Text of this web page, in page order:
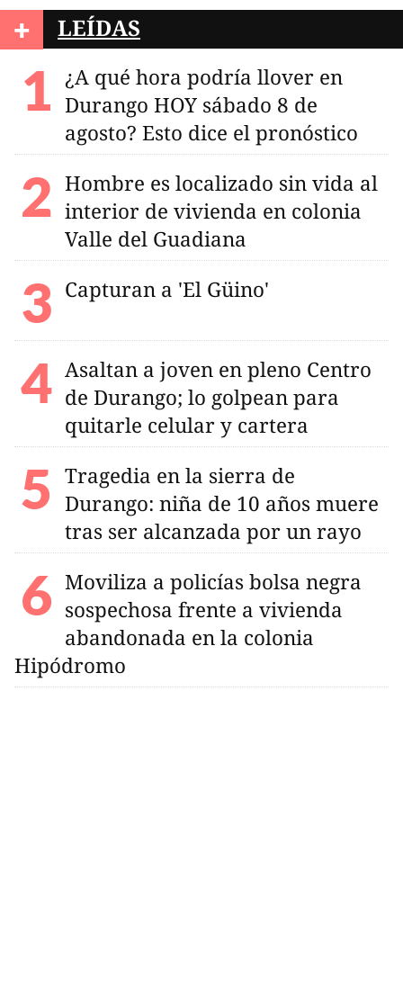
+ LEÍDAS
¿A qué hora podría llover en
Durango HOY sábado 8 de
agosto? Esto dice el pronóstico
Hombre es localizado sin vida al
interior de vivienda en colonia
Valle del Guadiana
Capturan a 'El Güino'
Asaltan a joven en pleno Centro
de Durango; lo golpean para
quitarle celular y cartera
Tragedia en la sierra de
Durango: niña de 10 años muere
tras ser alcanzada por un rayo
Moviliza a policías bolsa negra
sospechosa frente a vivienda
abandonada en la colonia
Hipódromo